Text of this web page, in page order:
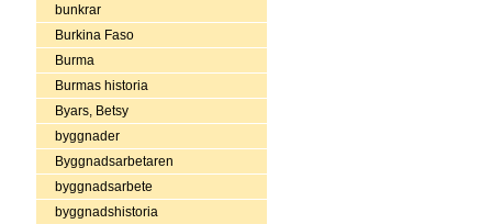
bunkrar
Burkina Faso
Burma
Burmas historia
Byars, Betsy
byggnader
Byggnadsarbetaren
byggnadsarbete
byggnadshistoria